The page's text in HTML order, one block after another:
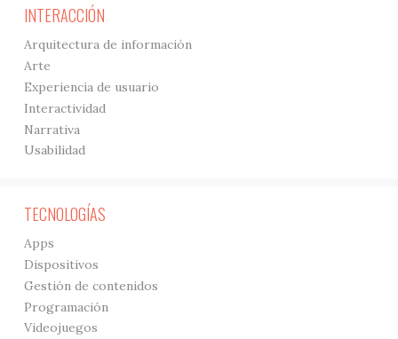
INTERACCIÓN
Arquitectura de información
Arte
Experiencia de usuario
Interactividad
Narrativa
Usabilidad
TECNOLOGÍAS
Apps
Dispositivos
Gestión de contenidos
Programación
Videojuegos